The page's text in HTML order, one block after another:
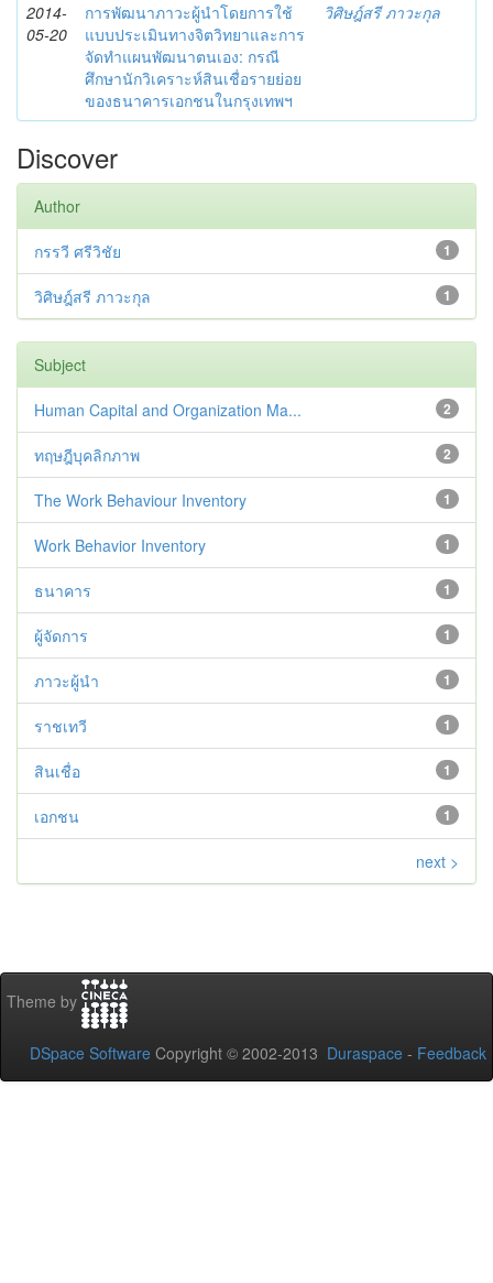
2014-
05-20
การพัฒนาภาวะผู้นำโดยการใช้
แบบประเมินทางจิตวิทยาและการ
จัดทำแผนพัฒนาตนเอง: กรณี
ศึกษานักวิเคราะห์สินเชื่อรายย่อย
ของธนาคารเอกชนในกรุงเทพฯ
วิศิษฎ์สรี ภาวะกุล
Discover
Author
1
กรรวี ศรีวิชัย
1
วิศิษฎ์สรี ภาวะกุล
Subject
2
Human Capital and Organization Ma...
2
ทฤษฎีบุคลิกภาพ
1
The Work Behaviour Inventory
1
Work Behavior Inventory
1
ธนาคาร
1
ผู้จัดการ
1
ภาวะผู้นำ
1
ราชเทวี
1
สินเชื่อ
1
เอกชน
next >
Theme by
DSpace Software Copyright © 2002-2013 Duraspace - Feedback